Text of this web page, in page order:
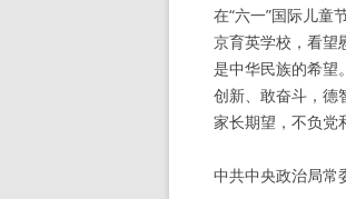
在“六一”国际儿童
京育英学校，看望
是中华民族的希望
创新、敢奋斗，德
家长期望，不负党
中共中央政治局常